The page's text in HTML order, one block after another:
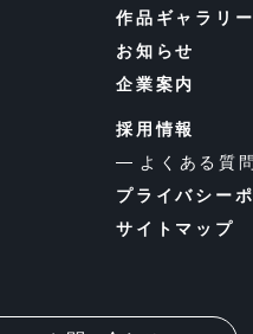
作品ギャラリー
お知らせ
企業案内
採用情報
よくある質問
プライバシー
サイトマップ